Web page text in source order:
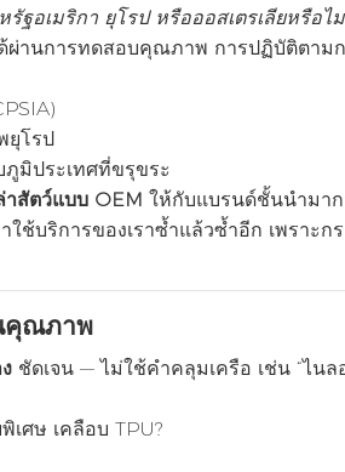
อเมริกา ยุโรป หรือออสเตรเลียหรือไม่
ผ่านการทดสอบคุณภาพ การปฏิบัติตาม
ยุโรป
มิประเทศที่ขรุขระ
าสัตว์แบบ OEM ให้กับแบรนด์ชั้นนำมา
ช้บริการของเราซ้ำแล้วซ้ำอีก เพราะก
คุณภาพ
ชัดเจน — ไม่ใช้คำคลุมเครือ เช่น “ไน
ศษ เคลือบ TPU?